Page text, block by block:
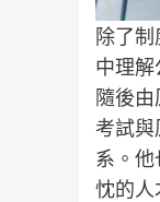
除了
中理
隨後
考試
系。
忱的人